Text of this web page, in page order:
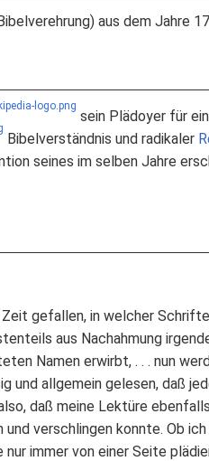
aus dem Jahre
sein Plädoyer für
Bibelverständnis und radikaler
seines im selben Jahre
gefallen, in welcher
aus Nachahmung
Namen erwirbt, . . . nun
allgemein gelesen, daß
daß meine Lektüre
verschlingen konnte. Ob
immer von einer Seite